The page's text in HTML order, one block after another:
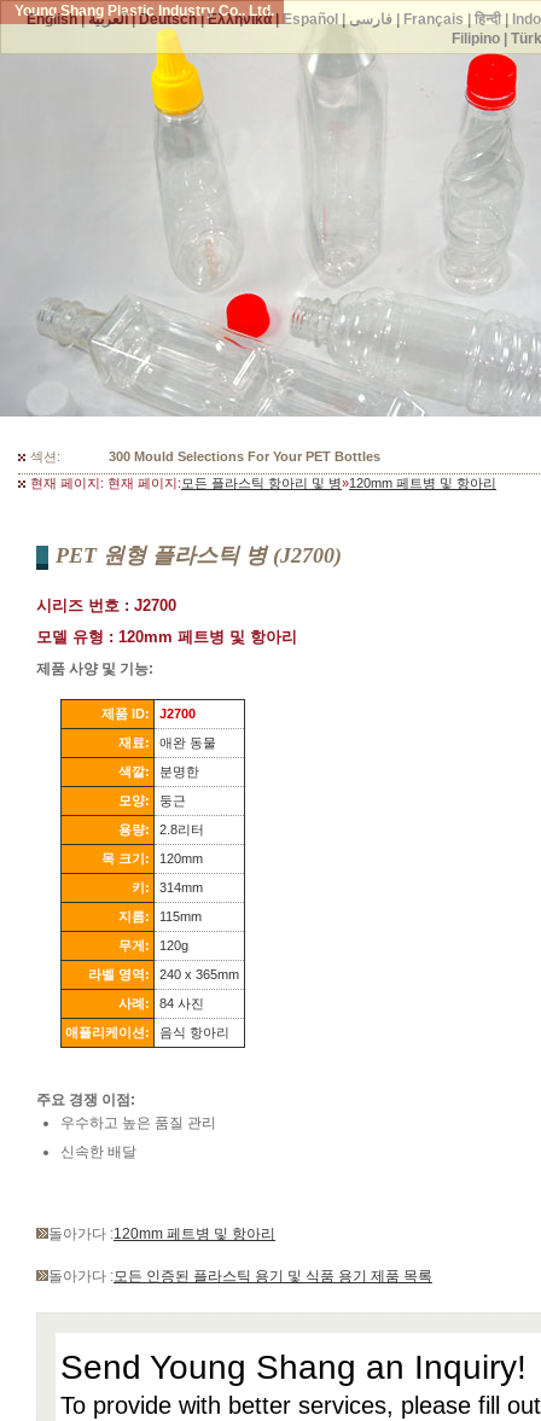
Young Shang Plastic Industry Co., Ltd.
섹션:
300 Mould Selections For Your PET Bottles
현재 페이지: 현재 페이지: 모든 플라스틱 항아리 및 병»120mm 페트병 및 항아리
PET 원형 플라스틱 병 (J2700)
시리즈 번호 : J2700
모델 유형 : 120mm 페트병 및 항아리
제품 사양 및 기능:
제품 ID:
J2700
재료:
애완 동물
색깔:
분명한
모양:
둥근
용량:
2.8리터
목 크기:
120mm
키:
314mm
지름:
115mm
무게:
120g
라벨 영역:
240 x 365mm
사례:
84 사진
애플리케이션:
음식 항아리
주요 경쟁 이점:
우수하고 높은 품질 관리
신속한 배달
돌아가다 :120mm 페트병 및 항아리
돌아가다 :모든 인증된 플라스틱 용기 및 식품 용기 제품 목록
English|العربية|Deutsch|Ελληνικά| Español فارسی| Français हिन्दी|
Filipino|